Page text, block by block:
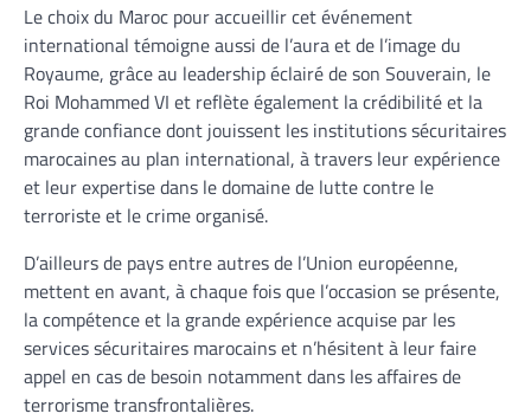
Le choix du Maroc pour accueillir cet événement
international témoigne aussi de l’aura et de l’image du
Royaume, grâce au leadership éclairé de son Souverain, le
Roi Mohammed VI et reflète également la crédibilité et la
grande confiance dont jouissent les institutions sécuritaires
marocaines au plan international, à travers leur expérience
et leur expertise dans le domaine de lutte contre le
terroriste et le crime organisé.
D’ailleurs de pays entre autres de l’Union européenne,
mettent en avant, à chaque fois que l’occasion se présente,
la compétence et la grande expérience acquise par les
services sécuritaires marocains et n’hésitent à leur faire
appel en cas de besoin notamment dans les affaires de
terrorisme transfrontalières.